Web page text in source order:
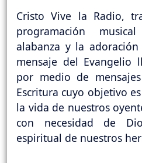
Cristo Vive la Radio,
programación
alabanza y la
mensaje del Evangelio
por medio de
Escritura cuyo objetivo
la vida de nuestros
con necesidad de
espiritual de nuestros